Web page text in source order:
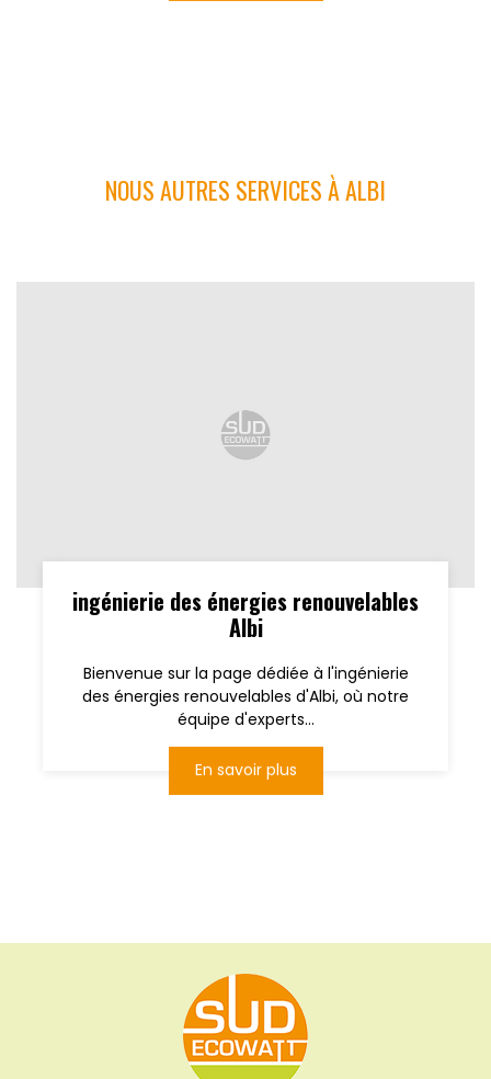
NOUS AUTRES SERVICES À ALBI
ingénierie des énergies renouvelables
Albi
Bienvenue sur la page dédiée à l'ingénierie
des énergies renouvelables d'Albi, où notre
équipe d'experts...
En savoir plus